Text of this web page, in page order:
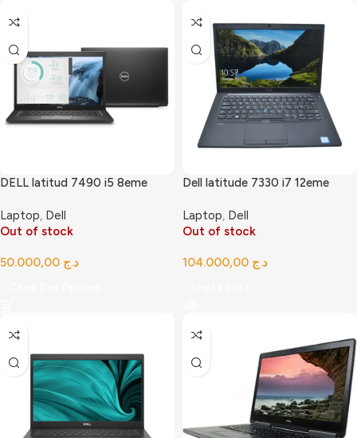
DELL latitud 7490 i5 8eme
Laptop, Dell
Out of stock
د.ج
Dell latitude 7330 i7 12eme
Laptop, Dell
Out of stock
د.ج